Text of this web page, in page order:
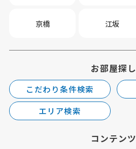
京橋 江坂
お部屋探し
こだわり条件検索
エリア検索
コンテンツ